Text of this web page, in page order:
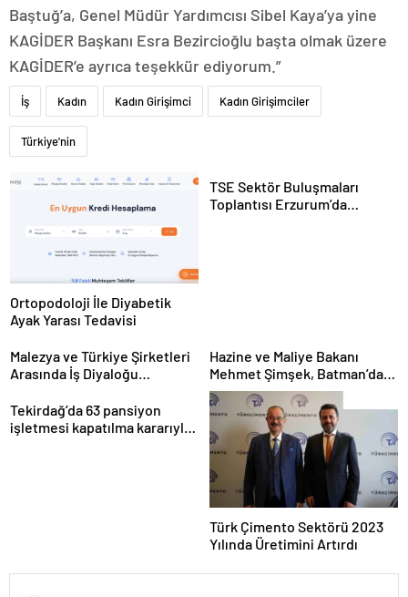
Baştuğ’a, Genel Müdür Yardımcısı Sibel Kaya’ya yine
KAGİDER Başkanı Esra Bezircioğlu başta olmak üzere
KAGİDER’e ayrıca teşekkür ediyorum.”
İş Kadın Kadın Girişimci Kadın Girişimciler
Türkiye'nin
Ortopodoloji İle Diyabetik
Ayak Yarası Tedavisi
TSE Sektör Buluşmaları
Toplantısı Erzurum’da
Malezya ve Türkiye Şirketleri
Arasında İş Diyaloğu
Hazine ve Maliye Bakanı
Mehmet Şimşek, Batman’da
medikal malzeme üretimi
yapacak bir fabrikanın
açılışını gerçekleştirdi
Tekirdağ’da 63 pansiyon
işletmesi kapatılma kararıyla
Türk Çimento Sektörü 2023
Yılında Üretimini Artırdı